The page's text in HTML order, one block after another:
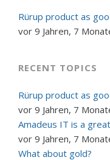
Rürup product as
vor 9 Jahren, 7
RECENT TOPICS
Rürup product as
vor 9 Jahren, 7
Amadeus IT is a
vor 9 Jahren, 7
What about gold?